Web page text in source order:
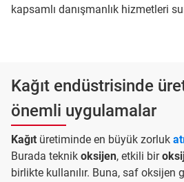
kapsamlı danışmanlık hizmetleri
Kağıt endüstrisinde
önemli uygulamalar
Kağıt üretiminde en büyük zorluk
Burada teknik oksijen, etkili bir
birlikte kullanılır. Buna, saf oksijen